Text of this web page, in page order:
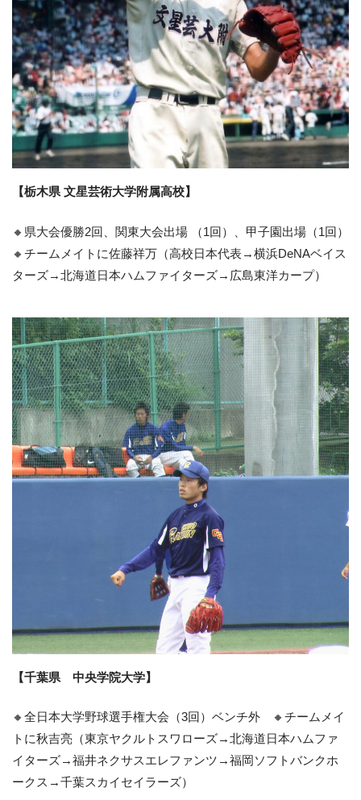
【栃木県 文星芸術大学附属高校】
🔸県大会優勝2回、関東大会出場 （1回）、甲子園出場（1回）
🔸チームメイトに佐藤祥万（高校日本代表→横浜DeNAベイス
ターズ→北海道日本ハムファイターズ→広島東洋カープ）
【千葉県 中央学院大学】
🔸全日本大学野球選手権大会（3回）ベンチ外 🔸チームメイ
トに秋吉亮（東京ヤクルトスワローズ→北海道日本ハムファ
イターズ→福井ネクサスエレファンツ→福岡ソフトバンクホ
ークス→千葉スカイセイラーズ）